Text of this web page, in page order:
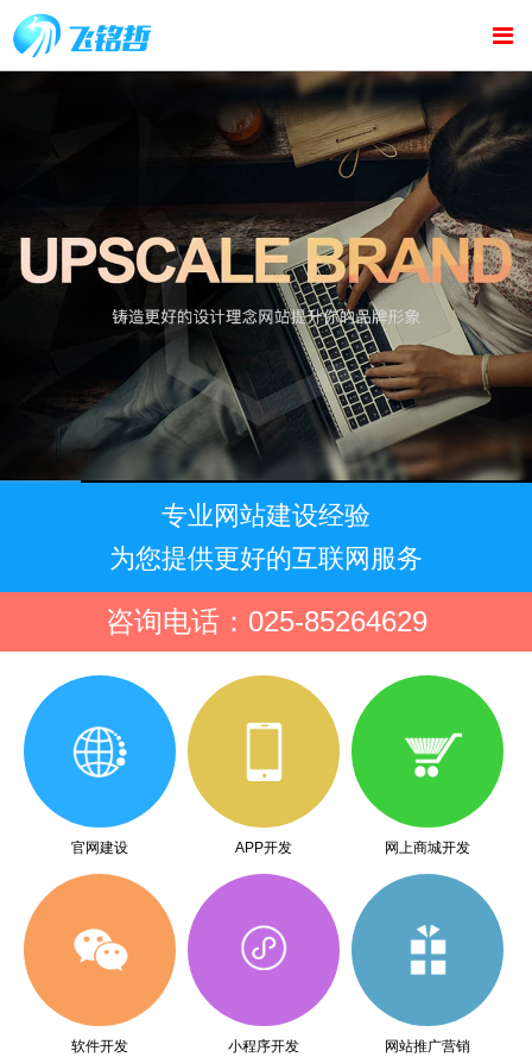
专业网站建设经验
为您提供更好的互联网服务
咨询电话：025-85264629
官网建设 APP开发 网上商城开发
软件开发 小程序开发 网站推广营销